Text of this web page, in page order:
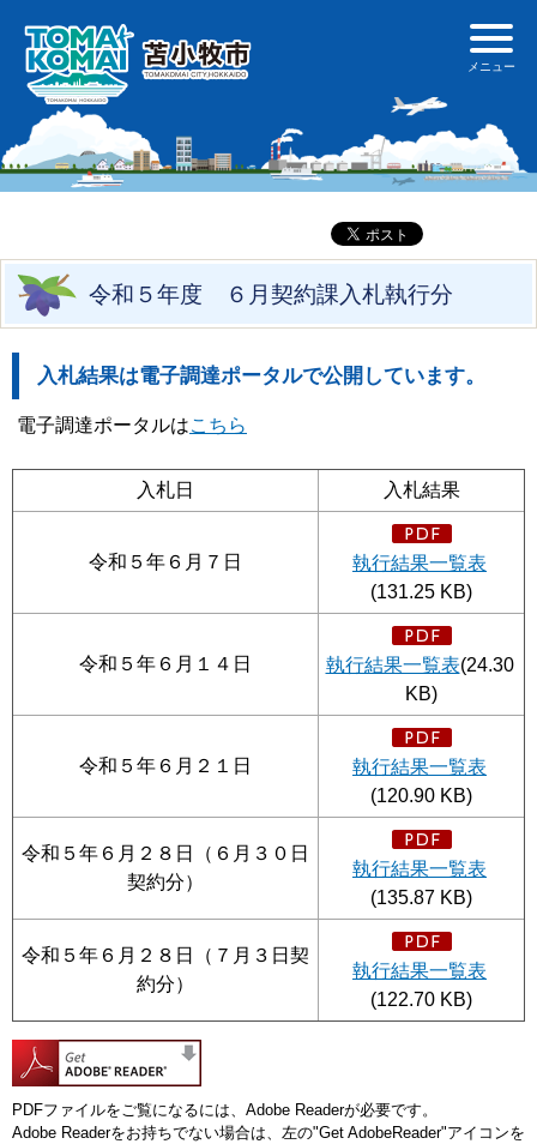
令和５年度 ６月契約課入札執行分
入札結果は電子調達ポータルで公開しています。
電子調達ポータルはこちら
入札日 入札結果
令和５年６月７日
執行結果一覧表
(131.25 KB)
令和５年６月１４日 執行結果一覧表(24.30
KB)
令和５年６月２１日
執行結果一覧表
(120.90 KB)
令和５年６月２８日（６月３０日
契約分）
執行結果一覧表
(135.87 KB)
令和５年６月２８日（７月３日契
約分）
執行結果一覧表
(122.70 KB)
PDFファイルをご覧になるには、Adobe Readerが必要です。
Adobe Readerをお持ちでない場合は、左の"Get AdobeReader"アイコンを